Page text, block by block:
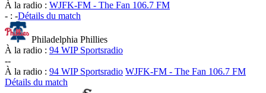
À la radio : WJFK-FM - The Fan 106.7 FM
- : -Détails du match
Philadelphia Phillies
À la radio : 94 WIP Sportsradio
--
À la radio : 94 WIP Sportsradio WJFK-FM - The Fan 106.7 FM
Détails du match